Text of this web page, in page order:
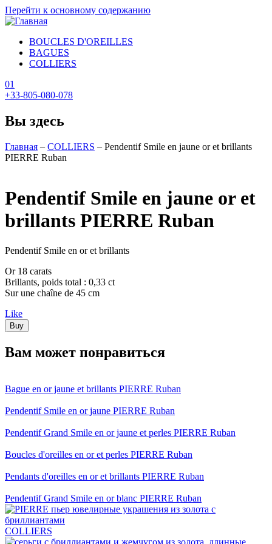
Перейти к основному содержанию
BOUCLES D'OREILLES
BAGUES
COLLIERS
01
+33-805-080-078
Вы здесь
Главная – COLLIERS – Pendentif Smile en jaune or et brillants
PIERRE Ruban
Pendentif Smile en jaune or et
brillants PIERRE Ruban
Pendentif Smile en or et brillants
Or 18 carats
Brillants, poids total : 0,33 ct
Sur une chaîne de 45 cm
Like
Вам может понравиться
Bague en or jaune et brillants PIERRE Ruban
Pendentif Smile en or jaune PIERRE Ruban
Pendentif Grand Smile en or jaune et perles PIERRE Ruban
Boucles d'oreilles en or et perles PIERRE Ruban
Pendants d'oreilles en or et brillants PIERRE Ruban
Pendentif Grand Smile en or blanc PIERRE Ruban
COLLIERS